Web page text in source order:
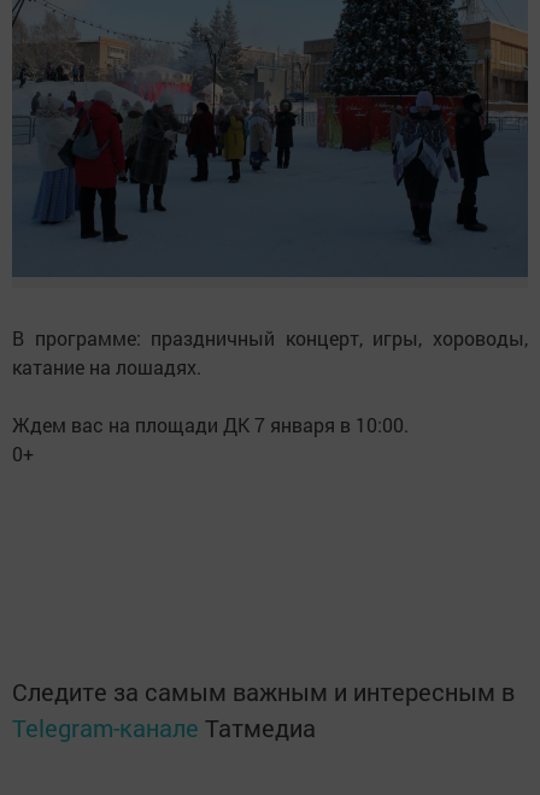
В программе: праздничный концерт, игры, хороводы,
катание на лошадях.
Ждем вас на площади ДК 7 января в 10:00.
0+
Следите за самым важным и интересным в
Telegram-канале Татмедиа